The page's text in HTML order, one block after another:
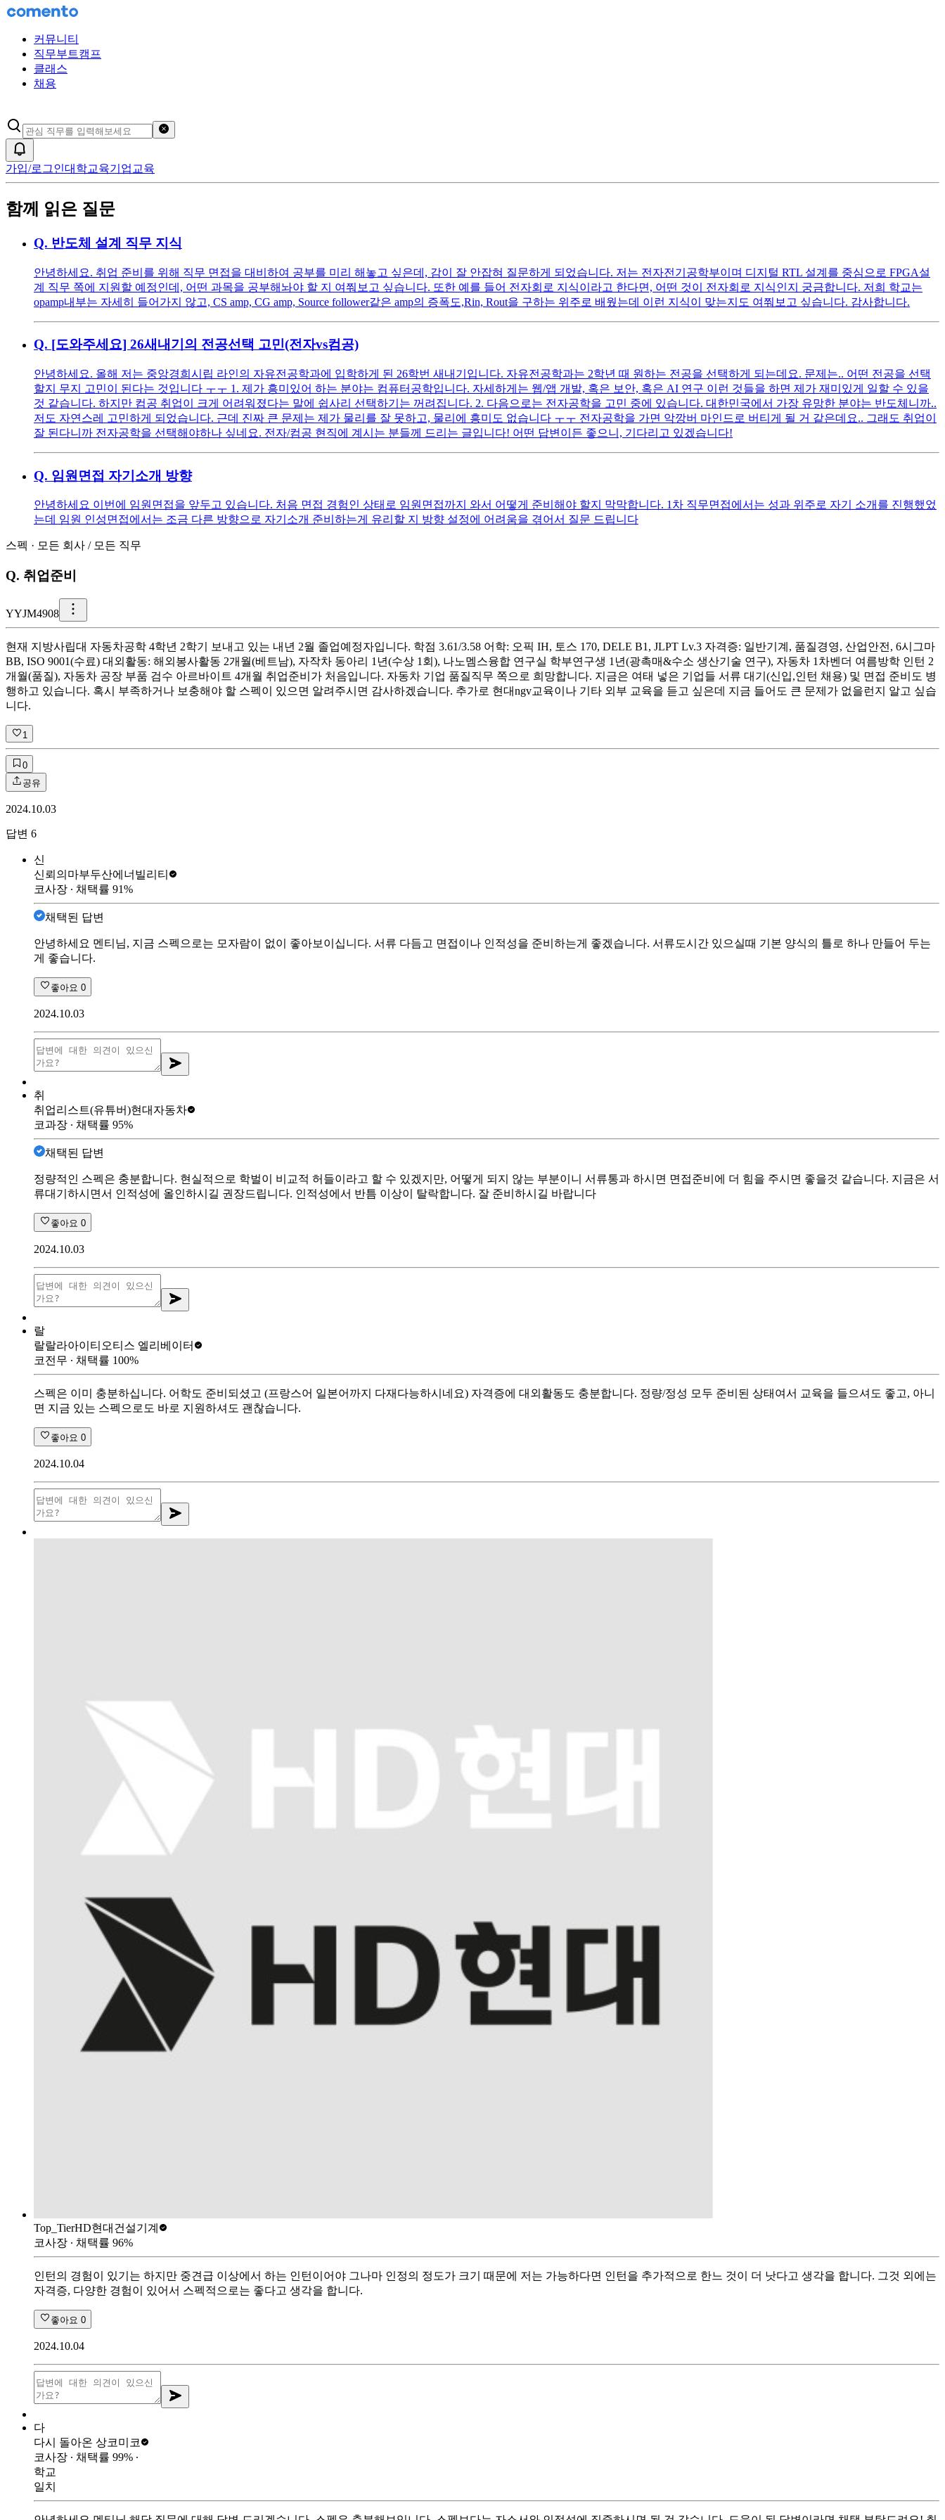
커뮤니티
직무부트캠프
클래스
채용
가입/로그인대학교육기업교육
함께 읽은 질문
Q. 반도체 설계 직무 지식
안녕하세요. 취업 준비를 위해 직무 면접을 대비하여 공부를 미리 해놓고 싶은데, 감이 잘 안잡혀 질문하게 되었습니다. 저는 전자전기공학부이며 디지털 RTL 설계를 중심으로 FPGA설
계 직무 쪽에 지원할 예정인데, 어떤 과목을 공부해놔야 할 지 여쭤보고 싶습니다. 또한 예를 들어 전자회로 지식이라고 한다면, 어떤 것이 전자회로 지식인지 궁금합니다. 저희 학교는
opamp내부는 자세히 들어가지 않고, CS amp, CG amp, Source follower같은 amp의 증폭도,Rin, Rout을 구하는 위주로 배웠는데 이런 지식이 맞는지도 여쭤보고 싶습니다. 감사합니다.
Q. [도와주세요] 26새내기의 전공선택 고민(전자vs컴공)
안녕하세요. 올해 저는 중앙경희시립 라인의 자유전공학과에 입학하게 된 26학번 새내기입니다. 자유전공학과는 2학년 때 원하는 전공을 선택하게 되는데요. 문제는.. 어떤 전공을 선택
할지 무지 고민이 된다는 것입니다 ㅜㅜ 1. 제가 흥미있어 하는 분야는 컴퓨터공학입니다. 자세하게는 웹/앱 개발, 혹은 보안, 혹은 AI 연구 이런 것들을 하면 제가 재미있게 일할 수 있을
것 같습니다. 하지만 컴공 취업이 크게 어려워졌다는 말에 쉽사리 선택하기는 꺼려집니다. 2. 다음으로는 전자공학을 고민 중에 있습니다. 대한민국에서 가장 유망한 분야는 반도체니까..
저도 자연스레 고민하게 되었습니다. 근데 진짜 큰 문제는 제가 물리를 잘 못하고, 물리에 흥미도 없습니다 ㅜㅜ 전자공학을 가면 악깡버 마인드로 버티게 될 거 같은데요.. 그래도 취업이
잘 된다니까 전자공학을 선택해야하나 싶네요. 전자/컴공 현직에 계시는 분들께 드리는 글입니다! 어떤 답변이든 좋으니, 기다리고 있겠습니다!
Q. 임원면접 자기소개 방향
안녕하세요 이번에 임원면접을 앞두고 있습니다. 처음 면접 경험인 상태로 임원면접까지 와서 어떻게 준비해야 할지 막막합니다. 1차 직무면접에서는 성과 위주로 자기 소개를 진행했었
는데 임원 인성면접에서는 조금 다른 방향으로 자기소개 준비하는게 유리할 지 방향 설정에 어려움을 겪어서 질문 드립니다
스펙 · 모든 회사 / 모든 직무
Q. 취업준비
YYJM4908
현재 지방사립대 자동차공학 4학년 2학기 보내고 있는 내년 2월 졸업예정자입니다. 학점 3.61/3.58 어학: 오픽 IH, 토스 170, DELE B1, JLPT Lv.3 자격증: 일반기계, 품질경영, 산업안전, 6시그마
BB, ISO 9001(수료) 대외활동: 해외봉사활동 2개월(베트남), 자작차 동아리 1년(수상 1회), 나노멤스융합 연구실 학부연구생 1년(광촉매&수소 생산기술 연구), 자동차 1차벤더 여름방학 인턴 2
개월(품질), 자동차 공장 부품 검수 아르바이트 4개월 취업준비가 처음입니다. 자동차 기업 품질직무 쪽으로 희망합니다. 지금은 여태 넣은 기업들 서류 대기(신입,인턴 채용) 및 면접 준비도 병
행하고 있습니다. 혹시 부족하거나 보충해야 할 스펙이 있으면 알려주시면 감사하겠습니다. 추가로 현대ngv교육이나 기타 외부 교육을 듣고 싶은데 지금 들어도 큰 문제가 없을런지 알고 싶습
니다.
1
0
공유
2024.10.03
답변 6
신
신뢰의마부두산에너빌리티
코사장 ∙ 채택률 91%
채택된 답변
안녕하세요 멘티님, 지금 스펙으로는 모자람이 없이 좋아보이십니다. 서류 다듬고 면접이나 인적성을 준비하는게 좋겠습니다. 서류도시간 있으실때 기본 양식의 틀로 하나 만들어 두는
게 좋습니다.
좋아요 0
2024.10.03
취
취업리스트(유튜버)현대자동차
코과장 ∙ 채택률 95%
채택된 답변
정량적인 스펙은 충분합니다. 현실적으로 학벌이 비교적 허들이라고 할 수 있겠지만, 어떻게 되지 않는 부분이니 서류통과 하시면 면접준비에 더 힘을 주시면 좋을것 같습니다. 지금은 서
류대기하시면서 인적성에 올인하시길 권장드립니다. 인적성에서 반틈 이상이 탈락합니다. 잘 준비하시길 바랍니다
좋아요 0
2024.10.03
랄
랄랄라아이티 오티스 엘리베이터
코전무 ∙ 채택률 100%
스펙은 이미 충분하십니다. 어학도 준비되셨고 (프랑스어 일본어까지 다재다능하시네요) 자격증에 대외활동도 충분합니다. 정량/정성 모두 준비된 상태여서 교육을 들으셔도 좋고, 아니
면 지금 있는 스펙으로도 바로 지원하셔도 괜찮습니다.
좋아요 0
2024.10.04
Top_TierHD현대건설기계
코사장 ∙ 채택률 96%
인턴의 경험이 있기는 하지만 중견급 이상에서 하는 인턴이어야 그나마 인정의 정도가 크기 때문에 저는 가능하다면 인턴을 추가적으로 한느 것이 더 낫다고 생각을 합니다. 그것 외에는
자격증, 다양한 경험이 있어서 스펙적으로는 좋다고 생각을 합니다.
좋아요 0
2024.10.04
다
다시 돌아온 상코미코
코사장 ∙ 채택률 99% ∙
학교
일치